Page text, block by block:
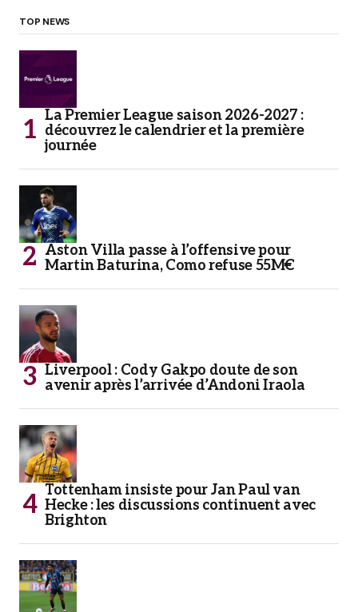
TOP NEWS
La Premier League saison 2026-2027 :
découvrez le calendrier et la première
journée
Aston Villa passe à l’offensive pour
Martin Baturina, Como refuse 55M€
Liverpool : Cody Gakpo doute de son
avenir après l’arrivée d’Andoni Iraola
Tottenham insiste pour Jan Paul van
Hecke : les discussions continuent avec
Brighton